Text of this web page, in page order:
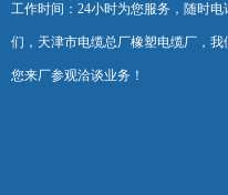
工作时间：24小时为您服务，随时电
们，天津市电缆总厂橡塑电缆厂，我
您来厂参观洽谈业务！